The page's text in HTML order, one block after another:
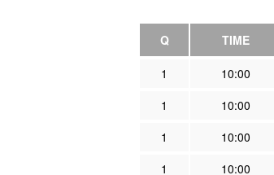
Q TIME
1 10:00
1
10:00
1
10:00
1
10:00